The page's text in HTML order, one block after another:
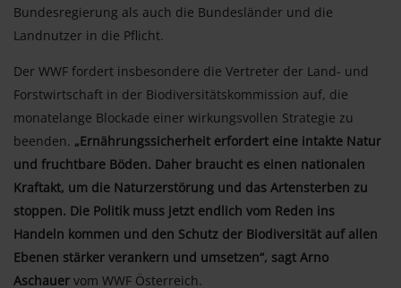
Bundesregierung als auch die Bundesländer und die
Landnutzer in die Pflicht.
Der WWF fordert insbesondere die Vertreter der Land- und
Forstwirtschaft in der Biodiversitätskommission auf, die
monatelange Blockade einer wirkungsvollen Strategie zu
beenden. „Ernährungssicherheit erfordert eine intakte Natur
und fruchtbare Böden. Daher braucht es einen nationalen
Kraftakt, um die Naturzerstörung und das Artensterben zu
stoppen. Die Politik muss jetzt endlich vom Reden ins
Handeln kommen und den Schutz der Biodiversität auf allen
Ebenen stärker verankern und umsetzen“, sagt Arno
Aschauer vom WWF Österreich.